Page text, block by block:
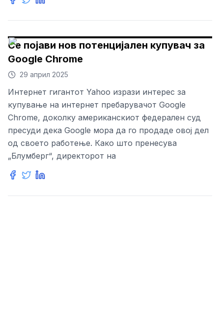
Се појави нов потенцијален купувач за
Google Chrome
29 април 2025
Интернет гигантот Yahoo изрази интерес за
купување на интернет пребарувачот Google
Chrome, доколку американскиот федерален суд
пресуди дека Google мора да го продаде овој дел
од своето работење. Како што пренесува
„Блумберг“, директорот на